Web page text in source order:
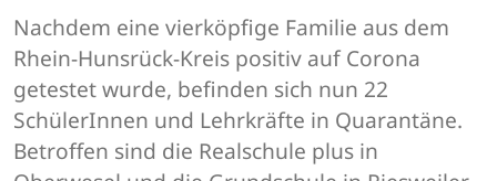
Nachdem eine vierköpfige Familie aus dem
Rhein-Hunsrück-Kreis positiv auf Corona
getestet wurde, befinden sich nun 22
SchülerInnen und Lehrkräfte in Quarantäne.
Betroffen sind die Realschule plus in